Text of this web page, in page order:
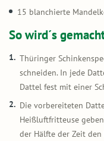
15 blanchierte
So wird´s
Thüringer
schneiden. In jede
Dattel fest mit einer
Die vorbereiteten
Heißluftfritteuse
der Hälfte der Zeit